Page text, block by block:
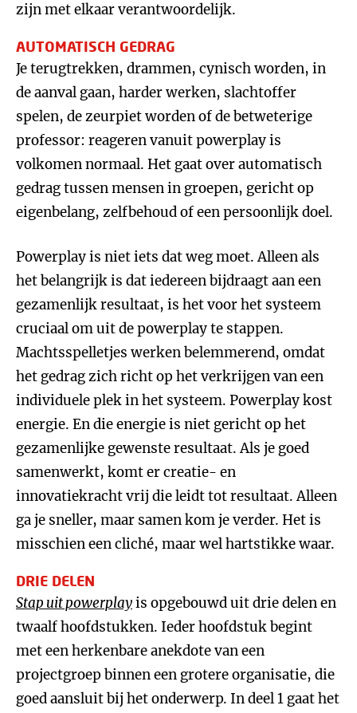
zijn met elkaar verantwoordelijk.
AUTOMATISCH GEDRAG
Je terugtrekken, drammen, cynisch worden, in
de aanval gaan, harder werken, slachtoffer
spelen, de zeurpiet worden of de betweterige
professor: reageren vanuit powerplay is
volkomen normaal. Het gaat over automatisch
gedrag tussen mensen in groepen, gericht op
eigenbelang, zelfbehoud of een persoonlijk doel.
Powerplay is niet iets dat weg moet. Alleen als
het belangrijk is dat iedereen bijdraagt aan een
gezamenlijk resultaat, is het voor het systeem
cruciaal om uit de powerplay te stappen.
Machtsspelletjes werken belemmerend, omdat
het gedrag zich richt op het verkrijgen van een
individuele plek in het systeem. Powerplay kost
energie. En die energie is niet gericht op het
gezamenlijke gewenste resultaat. Als je goed
samenwerkt, komt er creatie- en
innovatiekracht vrij die leidt tot resultaat. Alleen
ga je sneller, maar samen kom je verder. Het is
misschien een cliché, maar wel hartstikke waar.
DRIE DELEN
Stap uit powerplayis opgebouwd uit drie delen en
twaalf hoofdstukken. Ieder hoofdstuk begint
met een herkenbare anekdote van een
projectgroep binnen een grotere organisatie, die
goed aansluit bij het onderwerp. In deel 1 gaat het